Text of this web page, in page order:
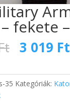
fekete
Original
price
was:
10
001 Ft.
3 019 Ft
35 Kategóriák: